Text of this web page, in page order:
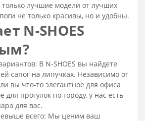
- распродажа
на низком каблуке
кожаные
демисезонные
женские
женские без каблука
женские
лучшие модели от лучших
не только красивы, но и удобны.
N-SHOES
В N-SHOES вы найдете
сапог на липучках. Независимо от
вы что-то элегантное для офиса
для прогулок по городу, у нас есть
для вас.
всего: Мы ценим ваш